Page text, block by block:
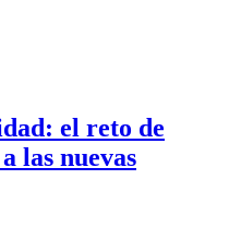
el reto de
las nuevas